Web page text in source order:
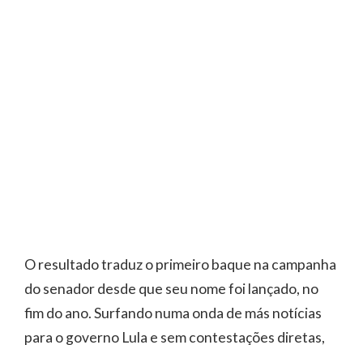
O resultado traduz o primeiro baque na campanha
do senador desde que seu nome foi lançado, no
fim do ano. Surfando numa onda de más notícias
para o governo Lula e sem contestações diretas,